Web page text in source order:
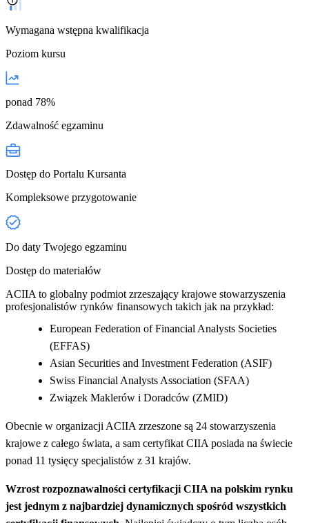
Wymagana wstępna kwalifikacja
Poziom kursu
ponad 78%
Zdawalność egzaminu
Dostęp do Portalu Kursanta
Kompleksowe przygotowanie
Do daty Twojego egzaminu
Dostęp do materiałów
ACIIA to globalny podmiot zrzeszający krajowe stowarzyszenia
profesjonalistów rynków finansowych takich jak na przykład:
European Federation of Financial Analysts Societies
(EFFAS)
Asian Securities and Investment Federation (ASIF)
Swiss Financial Analysts Association (SFAA)
Związek Maklerów i Doradców (ZMID)
Obecnie w organizacji ACIIA zrzeszone są 24 stowarzyszenia
krajowe z całego świata, a sam certyfikat CIIA posiada na świecie
ponad 11 tysięcy specjalistów z 31 krajów.
Wzrost rozpoznawalności certyfikacji CIIA na polskim rynku
jest jednym z najbardziej dynamicznych spośród wszystkich